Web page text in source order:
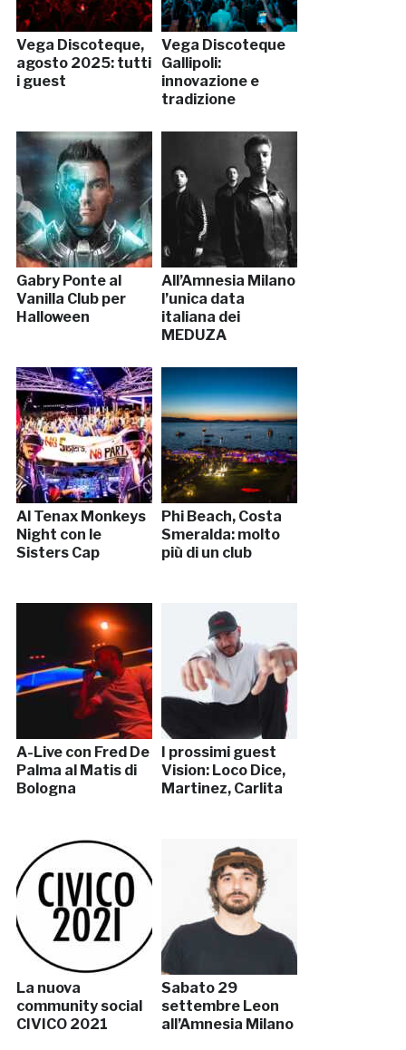
Vega Discoteque,
agosto 2025: tutti
i guest
Vega Discoteque
Gallipoli:
innovazione e
tradizione
Gabry Ponte al
Vanilla Club per
Halloween
All’Amnesia Milano
l’unica data
italiana dei
MEDUZA
Al Tenax Monkeys
Night con le
Sisters Cap
Phi Beach, Costa
Smeralda: molto
più di un club
A-Live con Fred De
Palma al Matis di
Bologna
I prossimi guest
Vision: Loco Dice,
Martinez, Carlita
La nuova
community social
CIVICO 2021
Sabato 29
settembre Leon
all’Amnesia Milano